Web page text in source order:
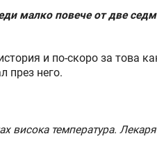
малко повече от две
и по-скоро за това
през него.
висока температура.